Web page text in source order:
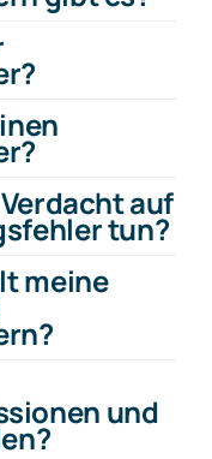
auf
tun?
meine
und